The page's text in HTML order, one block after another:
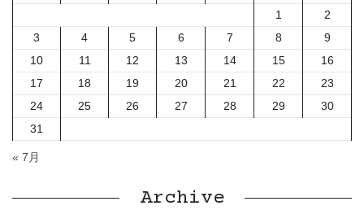
1
2
3
4 5 6 7 8
9
10
11 12 13 14 15
16
17
18 19 20 21 22
23
24
25 26 27 28 29
30
31
« 7月
Archive